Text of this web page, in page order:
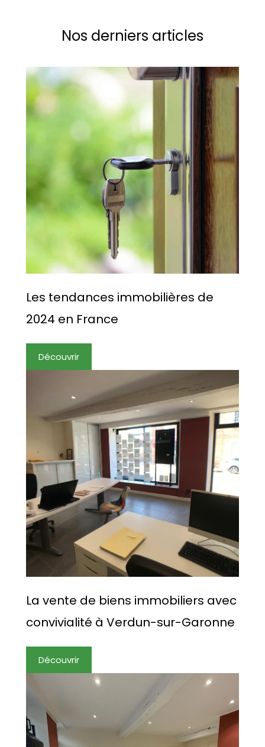
Nos derniers articles
Les tendances immobilières de
2024 en France
Découvrir
La vente de biens immobiliers avec
convivialité à Verdun-sur-Garonne
Découvrir